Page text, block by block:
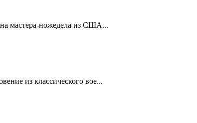
мастера-ножедела из США...
из классического вое...